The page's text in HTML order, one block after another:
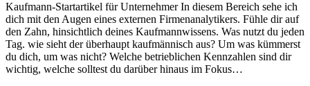
Kaufmann-Startartikel für Unternehmer In diesem Bereich sehe ich
dich mit den Augen eines externen Firmenanalytikers. Fühle dir auf
den Zahn, hinsichtlich deines Kaufmannwissens. Was nutzt du jeden
Tag. wie sieht der überhaupt kaufmännisch aus? Um was kümmerst
du dich, um was nicht? Welche betrieblichen Kennzahlen sind dir
wichtig, welche solltest du darüber hinaus im Fokus…